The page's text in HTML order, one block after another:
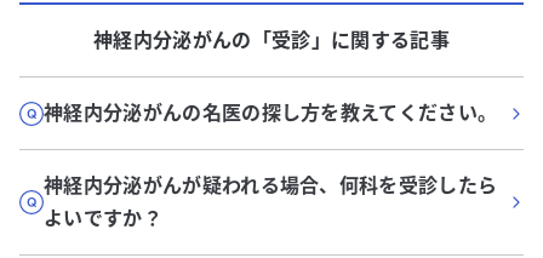
神経内分泌がんの「受診 」に関する記事
神経内分泌がんの名医の探し方を教えてください。
神経内分泌がんが疑われる場合、何科を受診したら
よいですか？